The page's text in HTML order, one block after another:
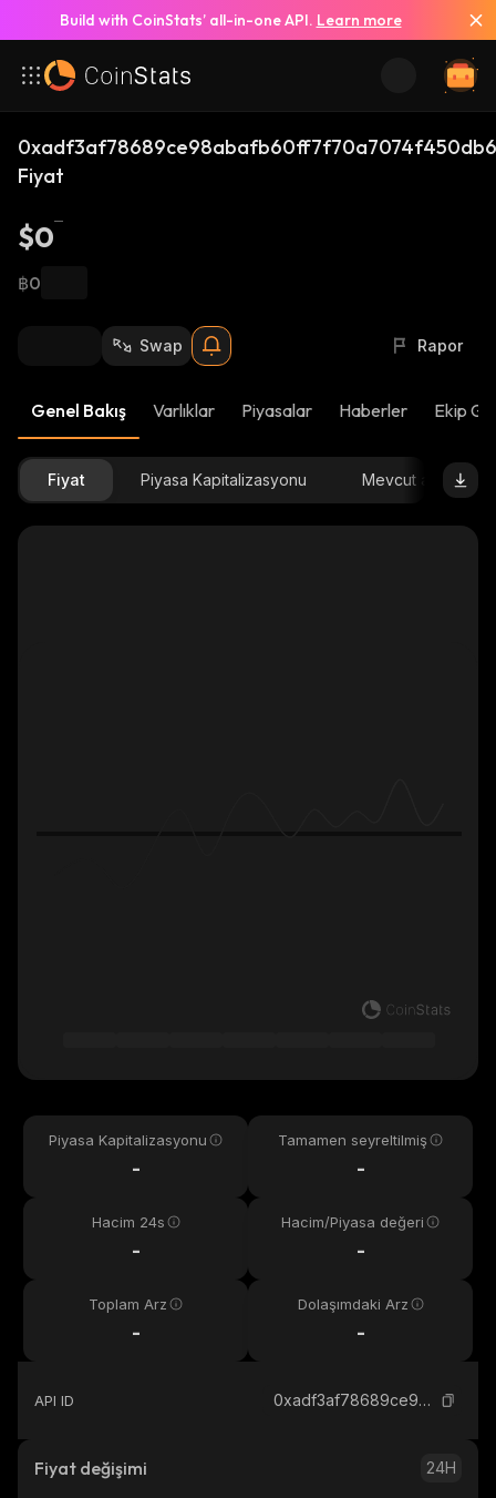
Build with CoinStats’ all-in-one API. Learn more
Fiyat
$0
฿0
Swap Rapor
Genel Bakış Varlıklar Piyasalar Haberler Ekip
Fiyat Piyasa Kapitalizasyonu Mevcut arz
Piyasa Kapitalizasyonu
-
Tamamen seyreltilmiş
-
Hacim 24s
-
Hacim/Piyasa değeri
-
Toplam Arz
-
Dolaşımdaki Arz
-
API ID 0xadf3af78689ce98abafb60ff7f70a7074f450db6_base
Fiyat değişimi 24H